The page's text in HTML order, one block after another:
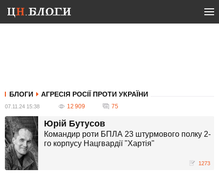
БЛОГИ АГРЕСІЯ РОСІЇ ПРОТИ УКРАЇНИ
07.11.24 15:38 12 909 75
Юрій Бутусов
Командир роти БПЛА 23 штурмового полку 2-
го корпусу Нацгвардії "Хартія"
1273